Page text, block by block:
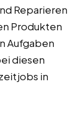
Reparieren
Produkten
Aufgaben
diesen
in